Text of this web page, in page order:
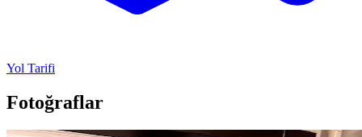
Yol Tarifi
Fotoğraflar